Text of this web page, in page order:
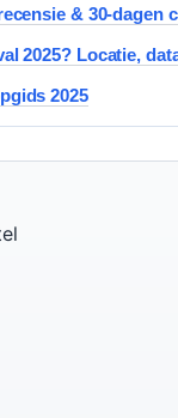
& 30-dagen
2025? Locatie,
2025